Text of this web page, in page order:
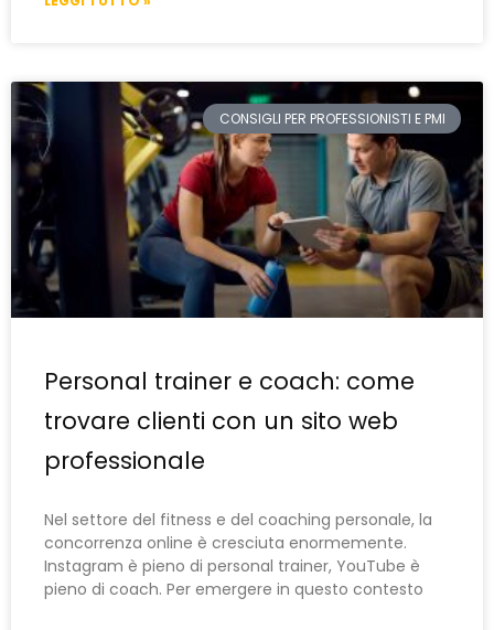
CONSIGLI PER PROFESSIONISTI E PMI
Personal trainer e coach: come
trovare clienti con un sito web
professionale
Nel settore del fitness e del coaching personale, la
concorrenza online è cresciuta enormemente.
Instagram è pieno di personal trainer, YouTube è
pieno di coach. Per emergere in questo contesto